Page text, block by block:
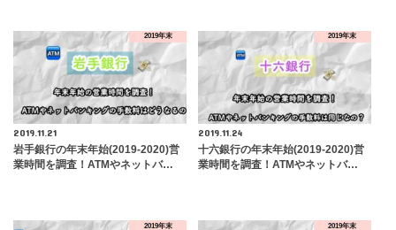
2019年末
2019.11.21
岩手銀行の年末年始(2019-2020)営
業時間を調査！ATMやネットバ…
2019年末
2019.11.24
十六銀行の年末年始(2019-2020)営
業時間を調査！ATMやネットバ…
2019年末 2019年末